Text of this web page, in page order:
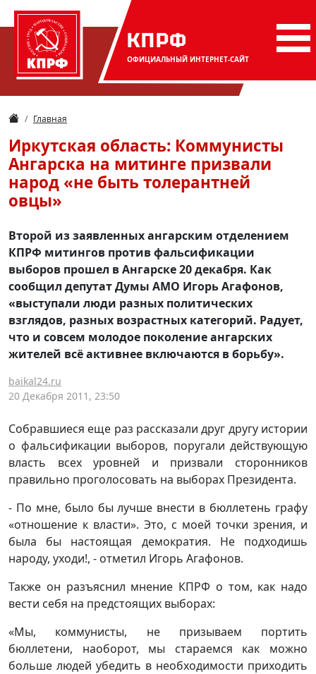
КПРФ
ОФИЦИАЛЬНЫЙ ИНТЕРНЕТ-САЙТ
Главная
Иркутская область: Коммунисты
Ангарска на митинге призвали
народ «не быть толерантней
овцы»
Второй из заявленных ангарским отделением
КПРФ митингов против фальсификации
выборов прошел в Ангарске 20 декабря. Как
сообщил депутат Думы АМО Игорь Агафонов,
«выступали люди разных политических
взглядов, разных возрастных категорий. Радует,
что и совсем молодое поколение ангарских
жителей всё активнее включаются в борьбу».
baikal24.ru
20 Декабря 2011, 23:50
Собравшиеся еще раз рассказали друг другу истории
о фальсификации выборов, поругали действующую
власть всех уровней и призвали сторонников
правильно проголосовать на выборах Президента.
- По мне, было бы лучше внести в бюллетень графу
«отношение к власти». Это, с моей точки зрения, и
была бы настоящая демократия. Не подходишь
народу, уходи!, - отметил Игорь Агафонов.
Также он разъяснил мнение КПРФ о том, как надо
вести себя на предстоящих выборах:
«Мы, коммунисты, не призываем портить
бюллетени, наоборот, мы стараемся как можно
больше людей убедить в необходимости приходить